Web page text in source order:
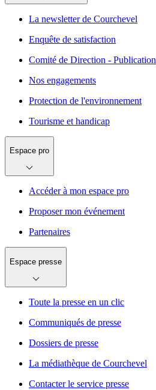
La newsletter de Courchevel
Enquête de satisfaction
Comité de Direction - Publication
Nos engagements
Protection de l'environnement
Tourisme et handicap
Espace pro
Accéder à mon espace pro
Proposer mon événement
Partenaires
Espace presse
Toute la presse en un clic
Communiqués de presse
Dossiers de presse
La médiathèque de Courchevel
Contacter le service presse